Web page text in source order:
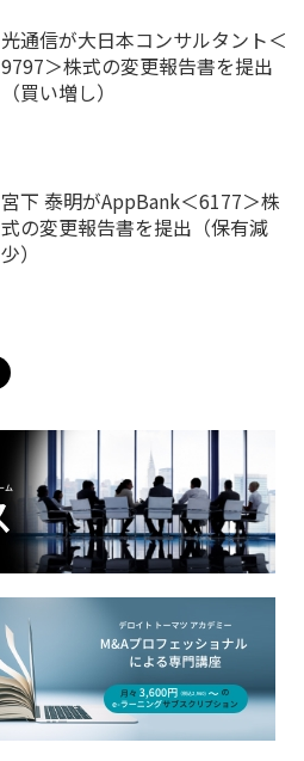
光通信が大日本コンサルタント＜
9797＞株式の変更報告書を提出
（買い増し）
宮下 泰明がAppBank＜6177＞株
式の変更報告書を提出（保有減
少）